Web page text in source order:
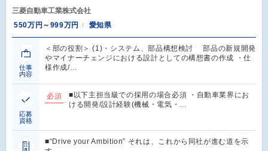
三菱自動車工業株式会社
550万円～999万円
愛知県
仕事
内容
＜部の役割＞ (1)・システム、部品構想検討 部品の新規開発
やマイナーチェンジにおける設計としての構想書の作成 ・仕
様作成/…
応募
資格
必須
■以下主担当級での採用の場合必須 ・自動車業界にお
ける開発/設計経験(機械・電気・…
■“Drive your Ambition” それは、これから同社が進む道を示